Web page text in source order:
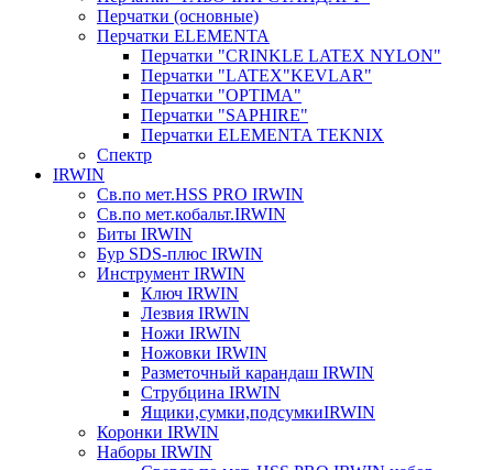
Перчатки (основные)
Перчатки ELEMENTA
Перчатки "CRINKLE LATEX NYLON"
Перчатки "LATEX"KEVLAR"
Перчатки "OPTIMA"
Перчатки "SAPHIRE"
Перчатки ELEMENTA TEKNIX
Спектр
IRWIN
Св.по мет.HSS PRO IRWIN
Св.по мет.кобальт.IRWIN
Биты IRWIN
Бур SDS-плюс IRWIN
Инструмент IRWIN
Ключ IRWIN
Лезвия IRWIN
Ножи IRWIN
Ножовки IRWIN
Разметочный карандаш IRWIN
Струбцина IRWIN
Ящики,сумки,подсумкиIRWIN
Коронки IRWIN
Наборы IRWIN